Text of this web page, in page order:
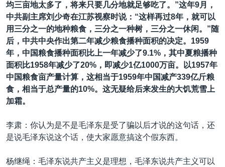
均三亩地太多了，将来只要几分地就足够吃了。”这年9月，
中共副主席刘少奇在江苏视察时说：“这样再过8年，就可以
用三分之一的地种粮食，三分之一种树，三分之一休闲。”随
后，中共中央作出第二年减少粮食播种面积的决定。1959
年，中国粮食播种面积比上一年减少了9.1%，其中夏粮播种
面积比1958年减少了20%，即减少1亿1000万亩。以1957年
中国粮食亩产量计算，这相当于1959年中国减产339亿斤粮
食，相当于总产量的10%。这无疑给后来发生的大饥荒雪上
加霜。
李肃：你认为是不是毛泽东是受了骗以后才说的这句话，还
是说毛泽东说这个话，使大家愿意搞这个假东西。
杨继绳：毛泽东说共产主义是理想，毛泽东说共产主义可以